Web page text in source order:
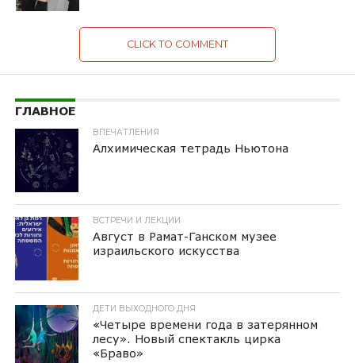
CLICK TO COMMENT
ГЛАВНОЕ
ВПЕЧАТЛЕНИЯ
Алхимическая тетрадь Ньютона
ВСТРЕЧИ И ЛЕКЦИИ
Август в Рамат-Ганском музее
израильского искусства
ДЕТИ ВЫХОДНОГО ДНЯ
«Четыре времени года в затерянном
лесу». Новый спектакль цирка
«Браво»